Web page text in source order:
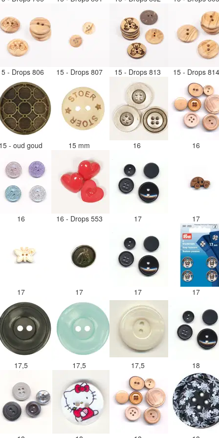
- Drops 806 15 - Drops 807 15 - Drops 813 15 - Drops
- oud goud 15 mm 16 16
16 16 - Drops 553 17 17
17 17 17 17
17,5 17,5 17,5 18